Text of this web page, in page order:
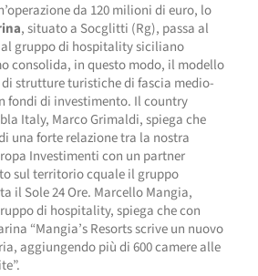
da 120 milioni di euro, lo
, situato a Socglitti (Rg), passa al
gruppo di hospitality siciliano
consolida, in questo modo, il modello
strutture turistiche di fascia medio-
fondi di investimento. Il country
Italy, Marco Grimaldi, spiega che
una forte relazione tra la nostra
Investimenti con un partner
sul territorio cquale il gruppo
il Sole 24 Ore. Marcello Mangia,
di hospitality, spiega che con
“Mangia’s Resorts scrive un nuovo
aggiungendo più di 600 camere alle